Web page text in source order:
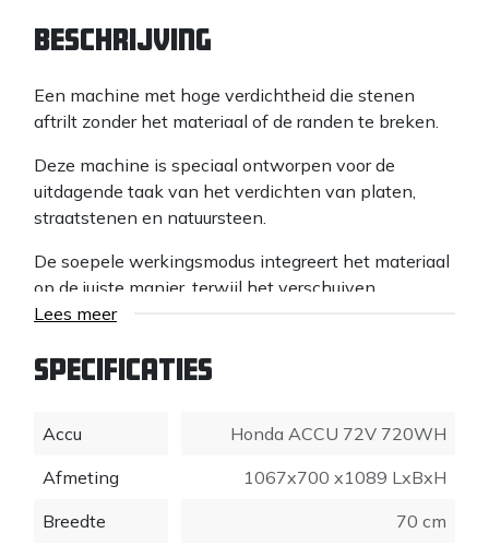
Beschrijving
Een machine met hoge verdichtheid die stenen
aftrilt zonder het materiaal of de randen te breken.
Deze machine is speciaal ontworpen voor de
uitdagende taak van het verdichten van platen,
straatstenen en natuursteen.
De soepele werkingsmodus integreert het materiaal
op de juiste manier, terwijl het verschuiven,
scheuren of afbrokkelen van stenen wordt
wordt gecreëerd door het samenpersen van
Met polyether gecoate walsen van rubber
Lees meer
Specificaties
Accu
Honda ACCU 72V 720WH
Afmeting
1067x700 x1089 LxBxH
Breedte
70 cm